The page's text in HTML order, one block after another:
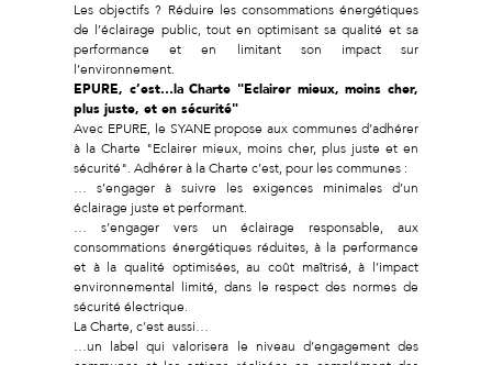
Les objectifs ? Réduire les consommations énergétiques
de l’éclairage public, tout en optimisant sa qualité et sa
performance et en limitant son impact sur
l’environnement.
EPURE, c’est…la Charte "Eclairer mieux, moins cher,
plus juste, et en sécurité"
Avec EPURE, le SYANE propose aux communes d’adhérer
à la Charte "Eclairer mieux, moins cher, plus juste et en
sécurité". Adhérer à la Charte c’est, pour les communes :
… s’engager à suivre les exigences minimales d’un
éclairage juste et performant.
… s’engager vers un éclairage responsable, aux
consommations énergétiques réduites, à la performance
et à la qualité optimisées, au coût maîtrisé, à l’impact
environnemental limité, dans le respect des normes de
sécurité électrique.
La Charte, c’est aussi…
…un label qui valorisera le niveau d’engagement des